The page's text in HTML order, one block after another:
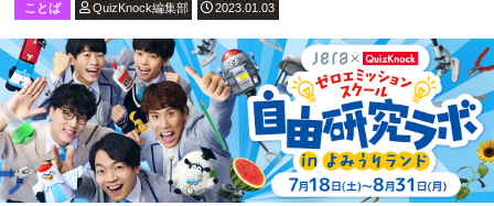
ことば QuizKnock編集部 2023.01.03